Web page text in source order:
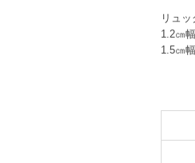
リュ
1.2㎝
1.5㎝